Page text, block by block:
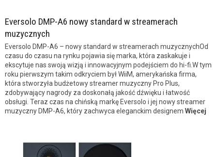
Eversolo DMP-A6 nowy standard w streamerach
muzycznych
Eversolo DMP-A6 – nowy standard w streamerach muzycznychOd
czasu do czasu na rynku pojawia się marka, która zaskakuje i
ekscytuje nas swoją wizją i innowacyjnym podejściem do hi-fi.W tym
roku pierwszym takim odkryciem był WiiM, amerykańska firma,
która stworzyła budżetowy streamer muzyczny Pro Plus,
zdobywający nagrody za doskonałą jakość dźwięku i łatwość
obsługi. Teraz czas na chińską markę Eversolo i jej nowy streamer
muzyczny DMP-A6, który zachwyca eleganckim designem Więcej